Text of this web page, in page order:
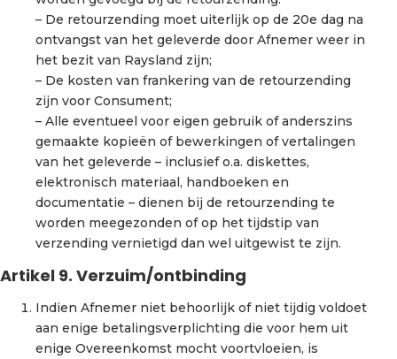
– De retourzending moet uiterlijk op de 20e dag na
ontvangst van het geleverde door Afnemer weer in
het bezit van Raysland zijn;
– De kosten van frankering van de retourzending
zijn voor Consument;
– Alle eventueel voor eigen gebruik of anderszins
gemaakte kopieën of bewerkingen of vertalingen
van het geleverde – inclusief o.a. diskettes,
elektronisch materiaal, handboeken en
documentatie – dienen bij de retourzending te
worden meegezonden of op het tijdstip van
verzending vernietigd dan wel uitgewist te zijn.
Artikel 9. Verzuim/ontbinding
Indien Afnemer niet behoorlijk of niet tijdig voldoet
aan enige betalingsverplichting die voor hem uit
enige Overeenkomst mocht voortvloeien, is